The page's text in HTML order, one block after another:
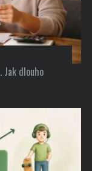
Jak dlouho